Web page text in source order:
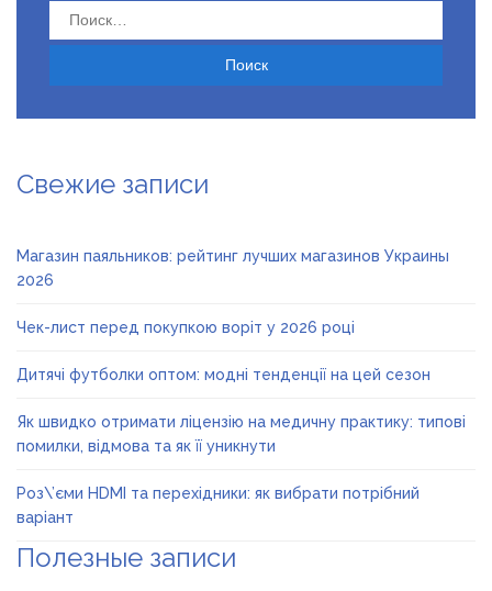
Найти:
Свежие записи
Магазин паяльников: рейтинг лучших магазинов Украины
2026
Чек-лист перед покупкою воріт у 2026 році
Дитячі футболки оптом: модні тенденції на цей сезон
Як швидко отримати ліцензію на медичну практику: типові
помилки, відмова та як її уникнути
Роз\’єми HDMI та перехідники: як вибрати потрібний
варіант
Полезные записи